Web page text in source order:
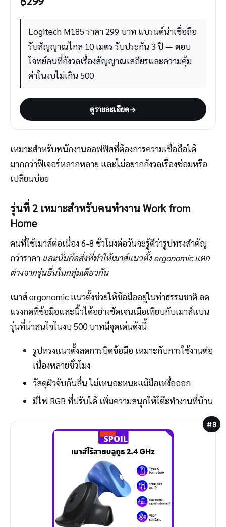
Logitech M185 ราคา 299 บาท แบรนด์น่าเชื่อถือ
รับสัญญาณไกล 10 เมตร รับประกัน 3 ปี — ตอบ
โจทย์คนที่กังวลเรื่องสัญญาณเสถียรและความคุ้ม
ค่าในงบไม่เกิน 500
ดูรายละเอียด→
เหมาะสำหรับพนักงานออฟฟิศที่ต้องการความเชื่อถือได้
มากกว่าฟีเจอร์หลากหลาย และไม่อยากกังวลเรื่องซ่อมหรือ
เปลี่ยนบ่อย
รุ่นที่ 2 เหมาะสำหรับคนทำงาน Work from
Home
คนที่ใช้เมาส์ต่อเนื่อง 6-8 ชั่วโมงต่อวันจะรู้ดีว่ารูปทรงสำคัญ
กว่าราคา และนั่นคือสิ่งที่ทำให้เมาส์แนวตั้ง ergonomic แตก
ต่างจากรุ่นอื่นในกลุ่มเดียวกัน
เมาส์ ergonomic แนวตั้งช่วยให้ข้อมืออยู่ในท่าธรรมชาติ ลด
แรงกดที่ข้อมือและนิ้วได้อย่างชัดเจนเมื่อเทียบกับเมาส์แบน
รุ่นที่น่าสนใจในงบ 500 บาทมีจุดเด่นดังนี้
รูปทรงแนวตั้งลดการบิดข้อมือ เหมาะกับการใช้งานต่อ
เนื่องหลายชั่วโมง
วัสดุผิวจับกันลื่น ไม่เหนอะหนะแม้มือเหงื่อออก
มีไฟ RGB ที่ปรับได้ เพิ่มความสนุกให้โต๊ะทำงานที่บ้าน
#8